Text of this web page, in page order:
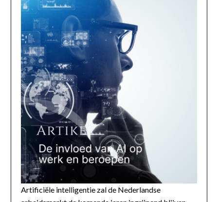
Artificiële intelligentie zal de Nederlandse